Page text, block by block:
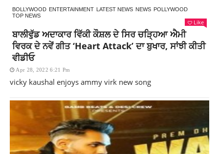
BOLLYWOOD ENTERTAINMENT LATEST NEWS NEWS POLLYWOOD
TOP NEWS
Like
ਬਾਲੀਵੁੱਡ ਅਦਾਕਾਰ ਵਿੱਕੀ ਕੌਸ਼ਲ ਦੇ ਸਿਰ ਚੜ੍ਹਿਆ ਐਮੀ
ਵਿਰਕ ਦੇ ਨਵੇਂ ਗੀਤ ‘Heart Attack’ ਦਾ ਬੁਖਾਰ, ਸਾਂਝੀ ਕੀਤੀ
ਵੀਡੀਓ
Apr 28, 2022 6:21 Pm
vicky kaushal enjoys ammy virk new song